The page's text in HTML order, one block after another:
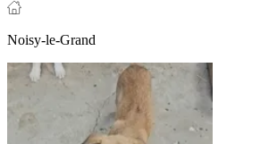
Noisy-le-Grand